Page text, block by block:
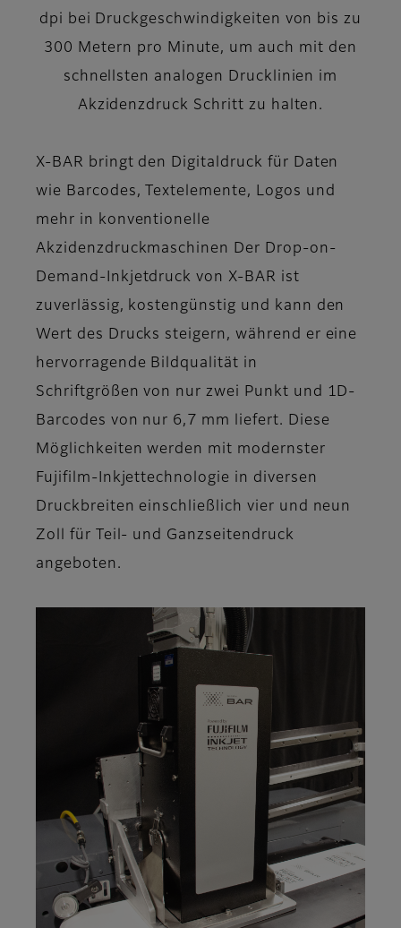
dpi bei Druckgeschwindigkeiten von bis zu
300 Metern pro Minute, um auch mit den
schnellsten analogen Drucklinien im
Akzidenzdruck Schritt zu halten.
X-BAR bringt den Digitaldruck für Daten
wie Barcodes, Textelemente, Logos und
mehr in konventionelle
Akzidenzdruckmaschinen Der Drop-on-
Demand-Inkjetdruck von X-BAR ist
zuverlässig, kostengünstig und kann den
Wert des Drucks steigern, während er eine
hervorragende Bildqualität in
Schriftgrößen von nur zwei Punkt und 1D-
Barcodes von nur 6,7 mm liefert. Diese
Möglichkeiten werden mit modernster
Fujifilm-Inkjettechnologie in diversen
Druckbreiten einschließlich vier und neun
Zoll für Teil- und Ganzseitendruck
angeboten.